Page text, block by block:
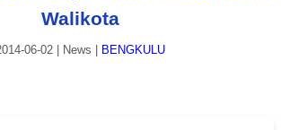
Walikota
06-02| News BENGKULU